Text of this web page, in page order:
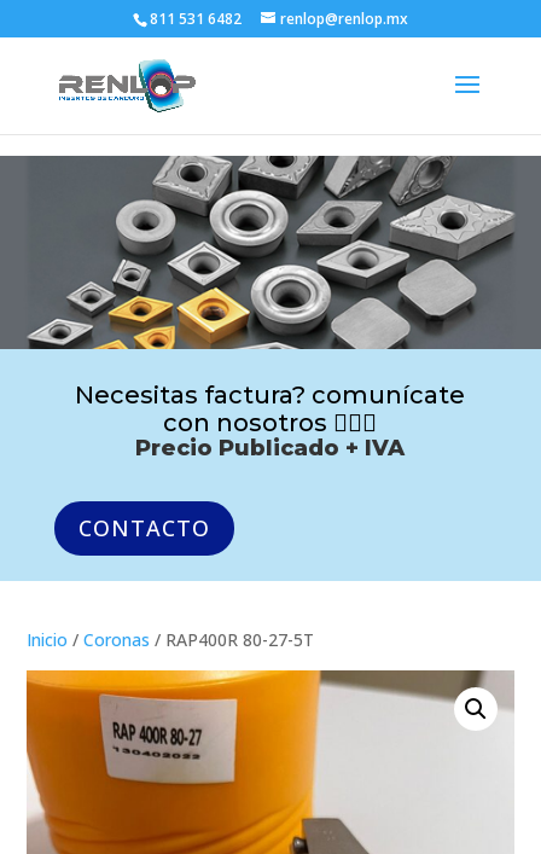
811 531 6482 renlop@renlop.mx
Necesitas factura? comunícate
con nosotros 🙋🏻‍♂️
Precio Publicado + IVA
CONTACTO
Inicio /Coronas / RAP400R 80-27-5T